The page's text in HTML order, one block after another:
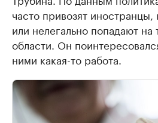
часто привозят иностранцы,
или нелегально попадают
области. Он
ними какая-то работа.